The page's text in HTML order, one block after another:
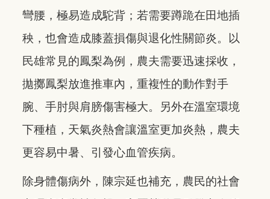
彎腰，極易造成駝背；若需要蹲跪在田地插
秧，也會造成膝蓋損傷與退化性關節炎。以
民雄常見的鳳梨為例，農夫需要迅速採收，
拋擲鳳梨放進推車內，重複性的動作對手
腕、手肘與肩膀傷害極大。另外在溫室環境
下種植，天氣炎熱會讓溫室更加炎熱，農夫
更容易中暑、引發心血管疾病。
除身體傷病外，陳宗延也補充，農民的社會